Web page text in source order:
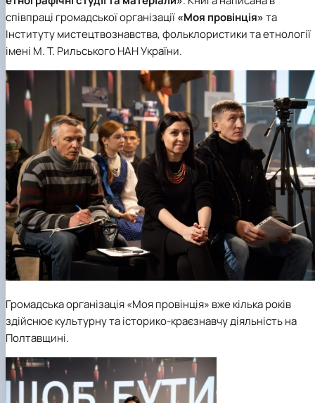
Підготовка до вступу в аспірантуру
Правила прийому 2026
Контактні дані
Профорієнтаційна діяльність
Дні відкритих дверей
Інформація і політика
HistoryEU
співпраці громадської організації«Моя провінція»та
Інституту мистецтвознавства, фольклористики та етнології
імені М. Т. Рильського НАН України.
Громадська організація «Моя провінція» вже кілька років
здійснює культурну та історико-краєзнавчу діяльність на
Полтавщині.